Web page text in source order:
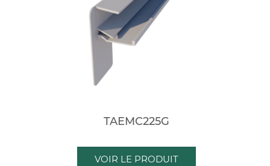
TAEMC225G
VOIR LE PRODUIT